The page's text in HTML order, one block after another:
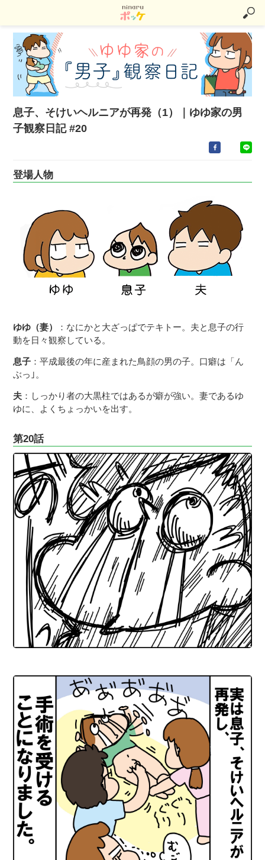
息子、そけいヘルニアが再発（1）｜ゆゆ家の男
子観察日記 #20
登場人物
ゆゆ（妻）
：なにかと大ざっぱでテキトー。夫と息子の行
動を日々観察している。
息子 ：平成最後の年に産まれた鳥顔の男の子。口癖は「ん
ぶっ｣。
夫 ：しっかり者の大黒柱ではあるが癖が強い。妻であるゆ
ゆに、よくちょっかいを出す。
第20話